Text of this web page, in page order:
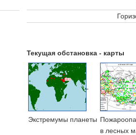
Текущая обстановка - карты
Экстремумы планеты
в лесных